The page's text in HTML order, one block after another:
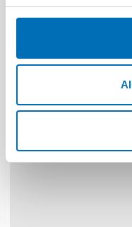
Nordisk samarbeid
2026